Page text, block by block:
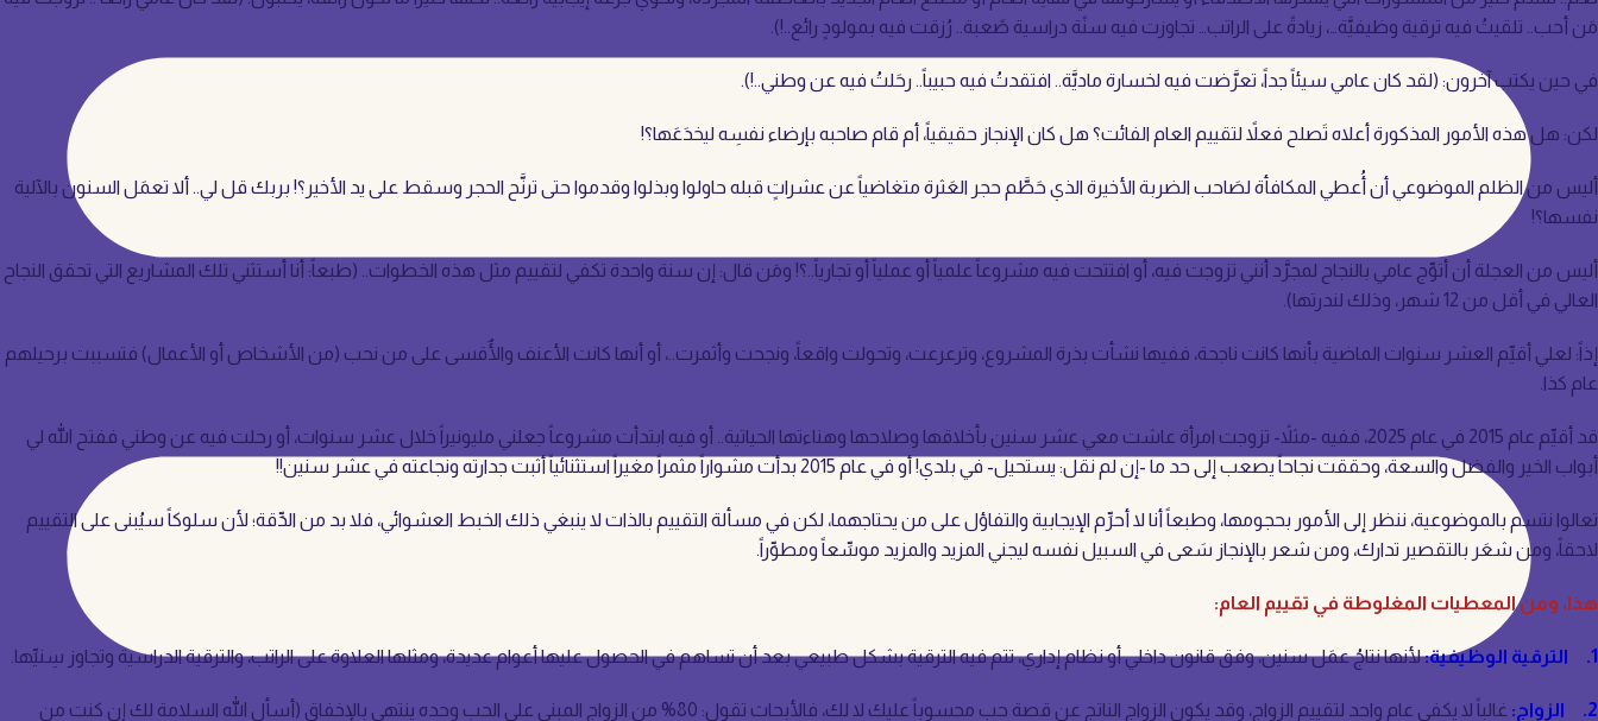
مَن أحب.. تلقيتُ فيه ترقية وظيفيَّة…، زيادةً على الراتب… تجاوزت فيه سنًة دراسية صًعبة.. رُزقت فيه بمولودٍ رائع..!).
في حين يكتب آخرون: (لقد كان عامي سيئاً جداً، تعرَّضت فيه لخسارة ماديَّة.. افتقدتُ فيه حبيباً.. رحَلتُ فيه عن وطني..!).
لكن: هل هذه الأمور المذكورة أعلاه تَصلح فعلاً لتقييم العام الفائت؟ هل كان الإنجاز حقيقياً، أم قام صاحبه بإرضاء نفسِه ليخدَعَها؟!
أليس من الظلم الموضوعي أن أُعطي المكافأة لصَاحب الضربة الأخيرة الذي حَطَّم حجر العَثرة متغاضياً عن عشراتٍ قبله حاولوا وبذلوا وقدموا حتى ترنَّح الحجر وسقط على يد الأخير؟! بربك قل لي.. ألا تعمَل السنون بالآلية
نفسها؟!
أليس من العجلة أن أتوِّج عامي بالنجاح لمجرَّد أنني تزوجت فيه، أو افتتحت فيه مشروعاً علمياً أو عملياً أو تجارياً..؟! ومَن قال: إن سنة واحدة تكفي لتقييم مثل هذه الخطوات.. (طبعاً: أنا أستثني تلك المشاريع التي تحقق النجاح
العالي في أقل من 12 شهر، وذلك لندرتها).
إذاً: لعلي أقيِّم العشر سنوات الماضية بأنها كانت ناجحة، ففيها نشأت بذرة المشروع، وترعرعت، وتحولت واقعاً، ونجحت وأثمرت..، أو أنها كانت الأعنف والٌأقسى على من نحب (من الأشخاص أو الأعمال) فتسببت برحيلهم
عام كذا.
قد أقيِّم عام 2015 في عام 2025، ففيه -مثلاً- تزوجت امرأة عاشت معي عشر سنين بأخلاقها وصلاحها وهناءتها الحياتية.. أو فيه ابتدأت مشروعاً جعلني مليونيراً خلال عشر سنوات، أو رحلت فيه عن وطني ففتح الله لي
أبواب الخير والفضل والسعة، وحققت نجاحاً يصعب إلى حد ما -إن لم نقل: يستحيل- في بلدي! أو في عام 2015 بدأت مشواراً مثمراً مغيراً استثنائياً أثبت جدارته ونجاعته في عشر سنين!!
تعالوا نتسم بالموضوعية، ننظر إلى الأمور بحجومها، وطبعاً أنا لا أحرِّم الإيجابية والتفاؤل على من يحتاجهما، لكن في مسألة التقييم بالذات لا ينبغي ذلك الخبط العشوائي، فلا بد من الدِّقة؛ لأن سلوكاً سيُبنى على التقييم
لاحقاً، ومن شعَر بالتقصير تدارك، ومن شعر بالإنجاز سَعى في السبيل نفسه ليجني المزيد والمزيد موسِّعاً ومطوِّراً.
هذا، ومن المعطيات المغلوطة في تقييم العام:
1. الترقية الوظيفية: لأنها نتاجُ عمَل سنين، وفق قانون داخلي أو نظام إداري، تتم فيه الترقية بشكل طبيعي بعد أن تساهم في الحصول عليها أعوام عديدة، ومثلها العلاوة على الراتب، والترقية الدراسية وتجاوز سِنيِّها.
2. الزواج:
غالباً لا يكفي عام واحد لتقييم الزواج، وقد يكون الزواج الناتج عن قصة حب محسوباً عليك لا لك، فالأبحاث تقول: 80% من الزواج المبني على الحب وحده ينتهي بالإخفاق (أسأل الله السلامة لك إن كنت من